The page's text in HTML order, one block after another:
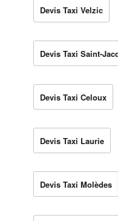
Devis Taxi Velzic
Devis Taxi Saint-
Devis Taxi Celoux
Devis Taxi Laurie
Devis Taxi Molèdes